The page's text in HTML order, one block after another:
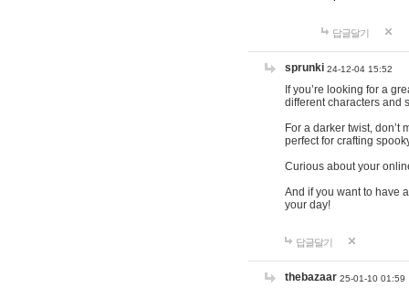
답글달기
sprunki 24-12-04 15:52
If you’re looking for a
different characters and
For a darker twist, don’t
perfect for crafting
Curious about your
And if you want to have
your day!
답글달기
thebazaar 25-01-10 01:59